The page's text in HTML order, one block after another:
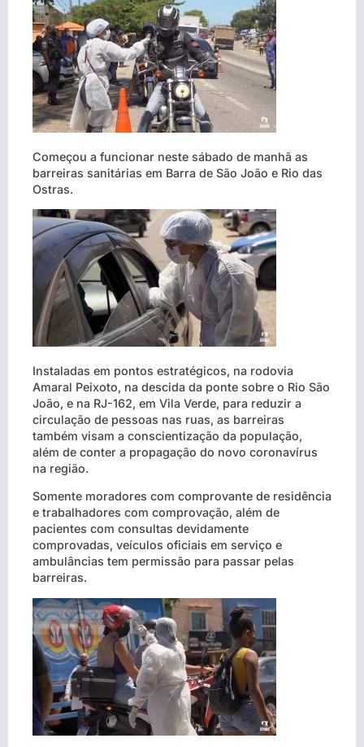
Começou a funcionar neste sábado de manhã as
barreiras sanitárias em Barra de São João e Rio das
Ostras.
Instaladas em pontos estratégicos, na rodovia
Amaral Peixoto, na descida da ponte sobre o Rio São
João, e na RJ-162, em Vila Verde, para reduzir a
circulação de pessoas nas ruas, as barreiras
também visam a conscientização da população,
além de conter a propagação do novo coronavírus
na região.
Somente moradores com comprovante de residência
e trabalhadores com comprovação, além de
pacientes com consultas devidamente
comprovadas, veículos oficiais em serviço e
ambulâncias tem permissão para passar pelas
barreiras.